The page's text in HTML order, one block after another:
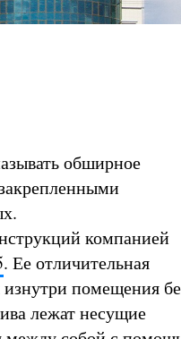
обширное
компанией
. Ее отличительная
помещения
лежат несущие